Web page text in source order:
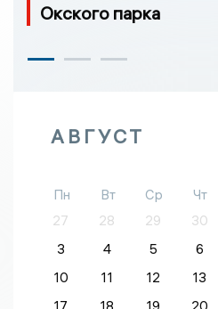
Окского парка
АВГУСТ
Пн Вт Ср Чт
27
28 29 30
3
4 5 6
10
11 12 13
17
18 19 20